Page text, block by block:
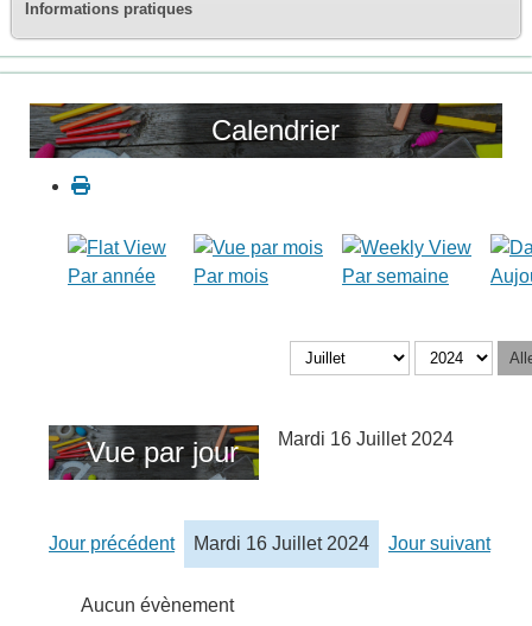
Informations pratiques
Calendrier
Par année Par mois Par semaine
Vue par jour Mardi 16 Juillet 2024
Jour précédent Mardi 16 Juillet 2024 Jour suivant
Aucun évènement